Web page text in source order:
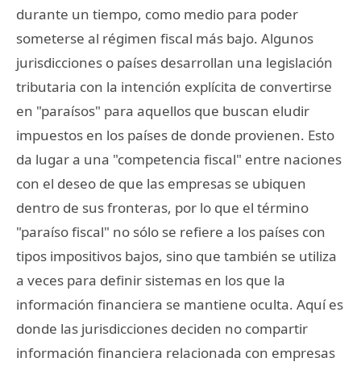
durante un tiempo, como medio para poder
someterse al régimen fiscal más bajo. Algunos
jurisdicciones o países desarrollan una legislación
tributaria con la intención explícita de convertirse
en "paraísos" para aquellos que buscan eludir
impuestos en los países de donde provienen. Esto
da lugar a una "competencia fiscal" entre naciones
con el deseo de que las empresas se ubiquen
dentro de sus fronteras, por lo que el término
"paraíso fiscal" no sólo se refiere a los países con
tipos impositivos bajos, sino que también se utiliza
a veces para definir sistemas en los que la
información financiera se mantiene oculta. Aquí es
donde las jurisdicciones deciden no compartir
información financiera relacionada con empresas